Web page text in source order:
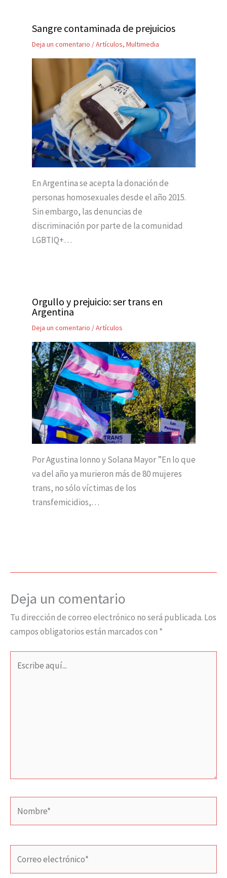
Sangre contaminada de prejuicios
Deja un comentario /Artículos, Multimedia
En Argentina se acepta la donación de
personas homosexuales desde el año 2015.
Sin embargo, las denuncias de
discriminación por parte de la comunidad
LGBTIQ+…
Orgullo y prejuicio: ser trans en
Argentina
Deja un comentario /Artículos
Por Agustina Ionno y Solana Mayor ”En lo que
va del año ya murieron más de 80 mujeres
trans, no sólo víctimas de los
transfemicidios,…
Deja un comentario
Tu dirección de correo electrónico no será publicada. Los
campos obligatorios están marcados con *
aquí...
electrónico*